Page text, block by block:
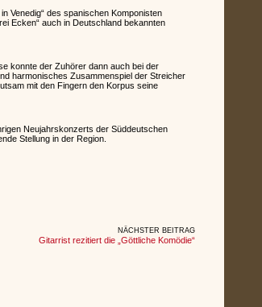
Venedig“ des spanischen Komponisten
Ecken“ auch in Deutschland bekannten
konnte der Zuhörer dann auch bei der
harmonisches Zusammenspiel der Streicher
mit den Fingern den Korpus seine
Neujahrskonzerts der Süddeutschen
Stellung in der Region.
NÄCHSTER BEITRAG
Gitarrist rezitiert die „Göttliche Komödie“